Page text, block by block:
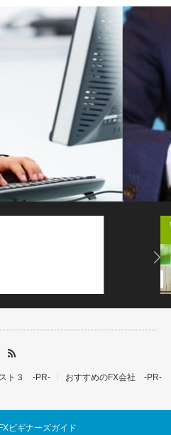
スト３ -PR- おすすめのFX会社 -PR-
ビギナーズガイド